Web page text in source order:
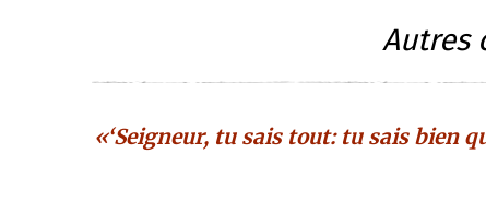
Autres
«‘Seigneur, tu sais tout: tu sais bien